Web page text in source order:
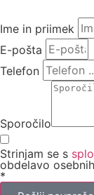
Ime in priimek
E-pošta
Telefon
Sporočilo
Strinjam se s
obdelavo
*